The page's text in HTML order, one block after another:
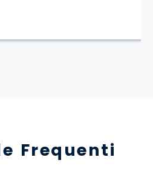
Frequenti